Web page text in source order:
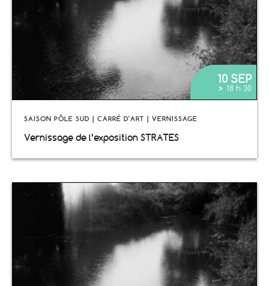
10 SEP
> 18 h 30
SAISON PÔLE SUD | CARRÉ D'ART | VERNISSAGE
Vernissage de l’exposition STRATES